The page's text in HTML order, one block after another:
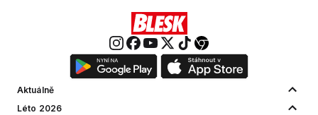
Aktuálně
Léto 2026